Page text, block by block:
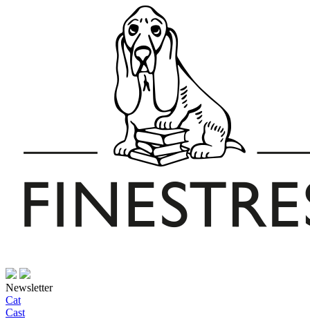
Newsletter
Cat
Cast